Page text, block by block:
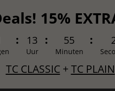
15%
13
Uur
55
Minuten
TC CLASSIC+ TC PLAIN